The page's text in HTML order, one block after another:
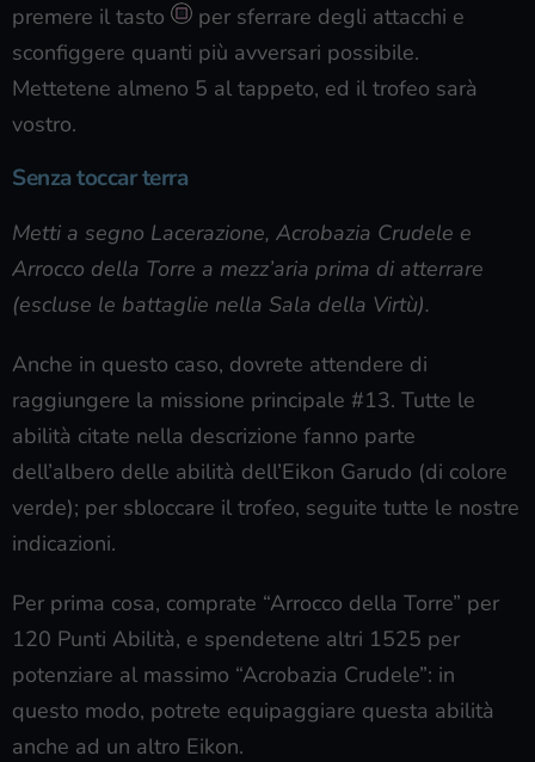
premere il tasto
per sferrare degli attacchi e
sconfiggere quanti più avversari possibile.
Mettetene almeno 5 al tappeto, ed il trofeo sarà
vostro.
Senza toccar terra
Metti a segno Lacerazione, Acrobazia Crudele e
Arrocco della Torre a mezz’aria prima di atterrare
(escluse le battaglie nella Sala della Virtù).
Anche in questo caso, dovrete attendere di
raggiungere la missione principale #13. Tutte le
abilità citate nella descrizione fanno parte
dell’albero delle abilità dell’Eikon Garudo (di colore
verde); per sbloccare il trofeo, seguite tutte le nostre
indicazioni.
Per prima cosa, comprate “Arrocco della Torre” per
120 Punti Abilità, e spendetene altri 1525 per
potenziare al massimo “Acrobazia Crudele”: in
questo modo, potrete equipaggiare questa abilità
anche ad un altro Eikon.